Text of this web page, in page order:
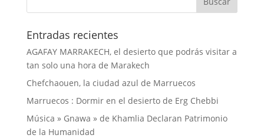
Entradas recientes
AGAFAY MARRAKECH, el desierto que podrás visitar a
tan solo una hora de Marakech
Chefchaouen, la ciudad azul de Marruecos
Marruecos : Dormir en el desierto de Erg Chebbi
Música » Gnawa » de Khamlia Declaran Patrimonio
de la Humanidad